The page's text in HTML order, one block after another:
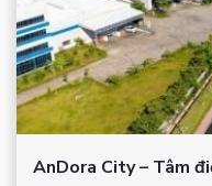
AnDora City – Tâm